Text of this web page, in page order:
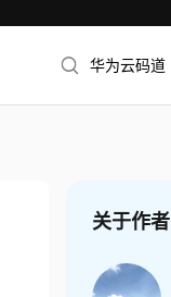
华为云码道
关于作者